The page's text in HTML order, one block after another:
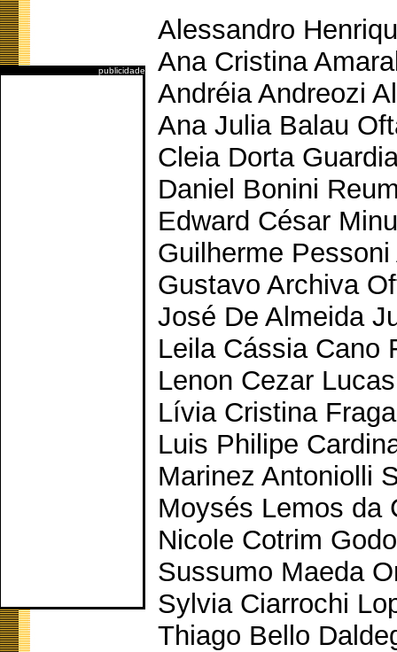
publicidade
Alessandro
Ana Cristina
Andréia Andreozi
Ana Julia Balau
Cleia Dorta
Daniel Bonini
Edward César
Guilherme
Gustavo Archiva
José De Almeida
Leila Cássia Cano
Lenon Cezar
Lívia Cristina
Luis Philipe
Marinez Antoniolli
Moysés Lemos da
Nicole Cotrim
Sussumo Maeda
Sylvia Ciarrochi
Thiago Bello